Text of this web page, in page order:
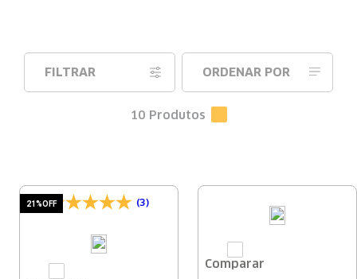
FILTRAR ORDENAR POR
10 Produtos
(3)
21%OFF
Comparar